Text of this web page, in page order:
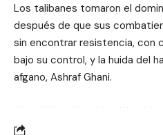
Los talibanes tomaron el
después de que sus
sin encontrar resistencia, con
bajo su control, y la huida del
afgano, Ashraf Ghani.